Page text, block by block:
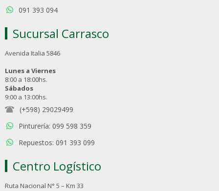
091 393 094
Sucursal Carrasco
Avenida Italia 5846
Lunes a Viernes
8:00 a 18:00hs.
Sábados
9:00 a 13:00hs.
(+598) 29029499
Pinturería: 099 598 359
Repuestos: 091 393 099
Centro Logístico
Ruta Nacional N° 5 – Km 33